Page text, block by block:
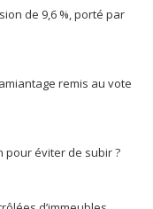
de 9,6 %, porté par
remis au vote
pour éviter de subir ?